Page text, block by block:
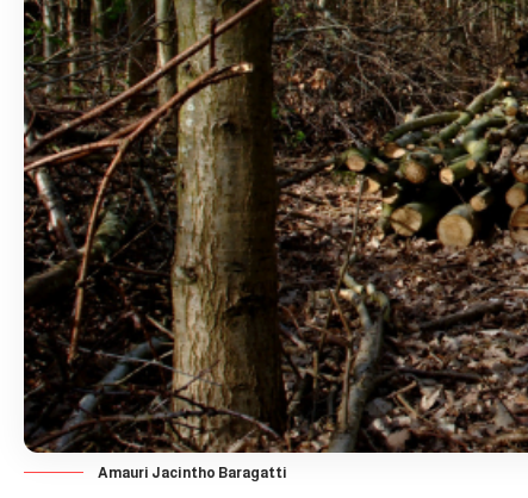
Amauri Jacintho Baragatti